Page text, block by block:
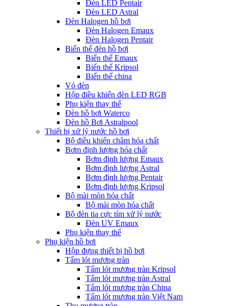
Đèn LED Pentair
Đèn LED Astral
Đèn Halogen hồ bơi
Đèn Halogen Emaux
Đèn Halogen Pentair
Biến thế đèn hồ bơi
Biến thế Emaux
Biến thế Kripsol
Biến thế china
Vỏ đèn
Hộp điều khiển đèn LED RGB
Phụ kiện thay thế
Đèn hồ bơi Waterco
Đèn hồ Bơi Astralpool
Thiết bị xử lý nước hồ bơi
Bộ điều khiển châm hóa chất
Bơm định lượng hóa chất
Bơm định lượng Emaux
Bơm định lượng Astral
Bơm định lượng Pentair
Bơm định lượng Kripsol
Bộ mài mòn hóa chất
Bộ mài mòn hóa chất
Bộ đèn tia cực tím xử lý nước
Đèn UV Emaux
Phụ kiện thay thế
Phụ kiện hồ bơi
Hộp đựng thiết bị hồ bơi
Tấm lót mương tràn
Tấm lót mương tràn Kripsol
Tấm lót mương tràn Astral
Tấm lót mương tràn China
Tấm lót mương tràn Việt Nam